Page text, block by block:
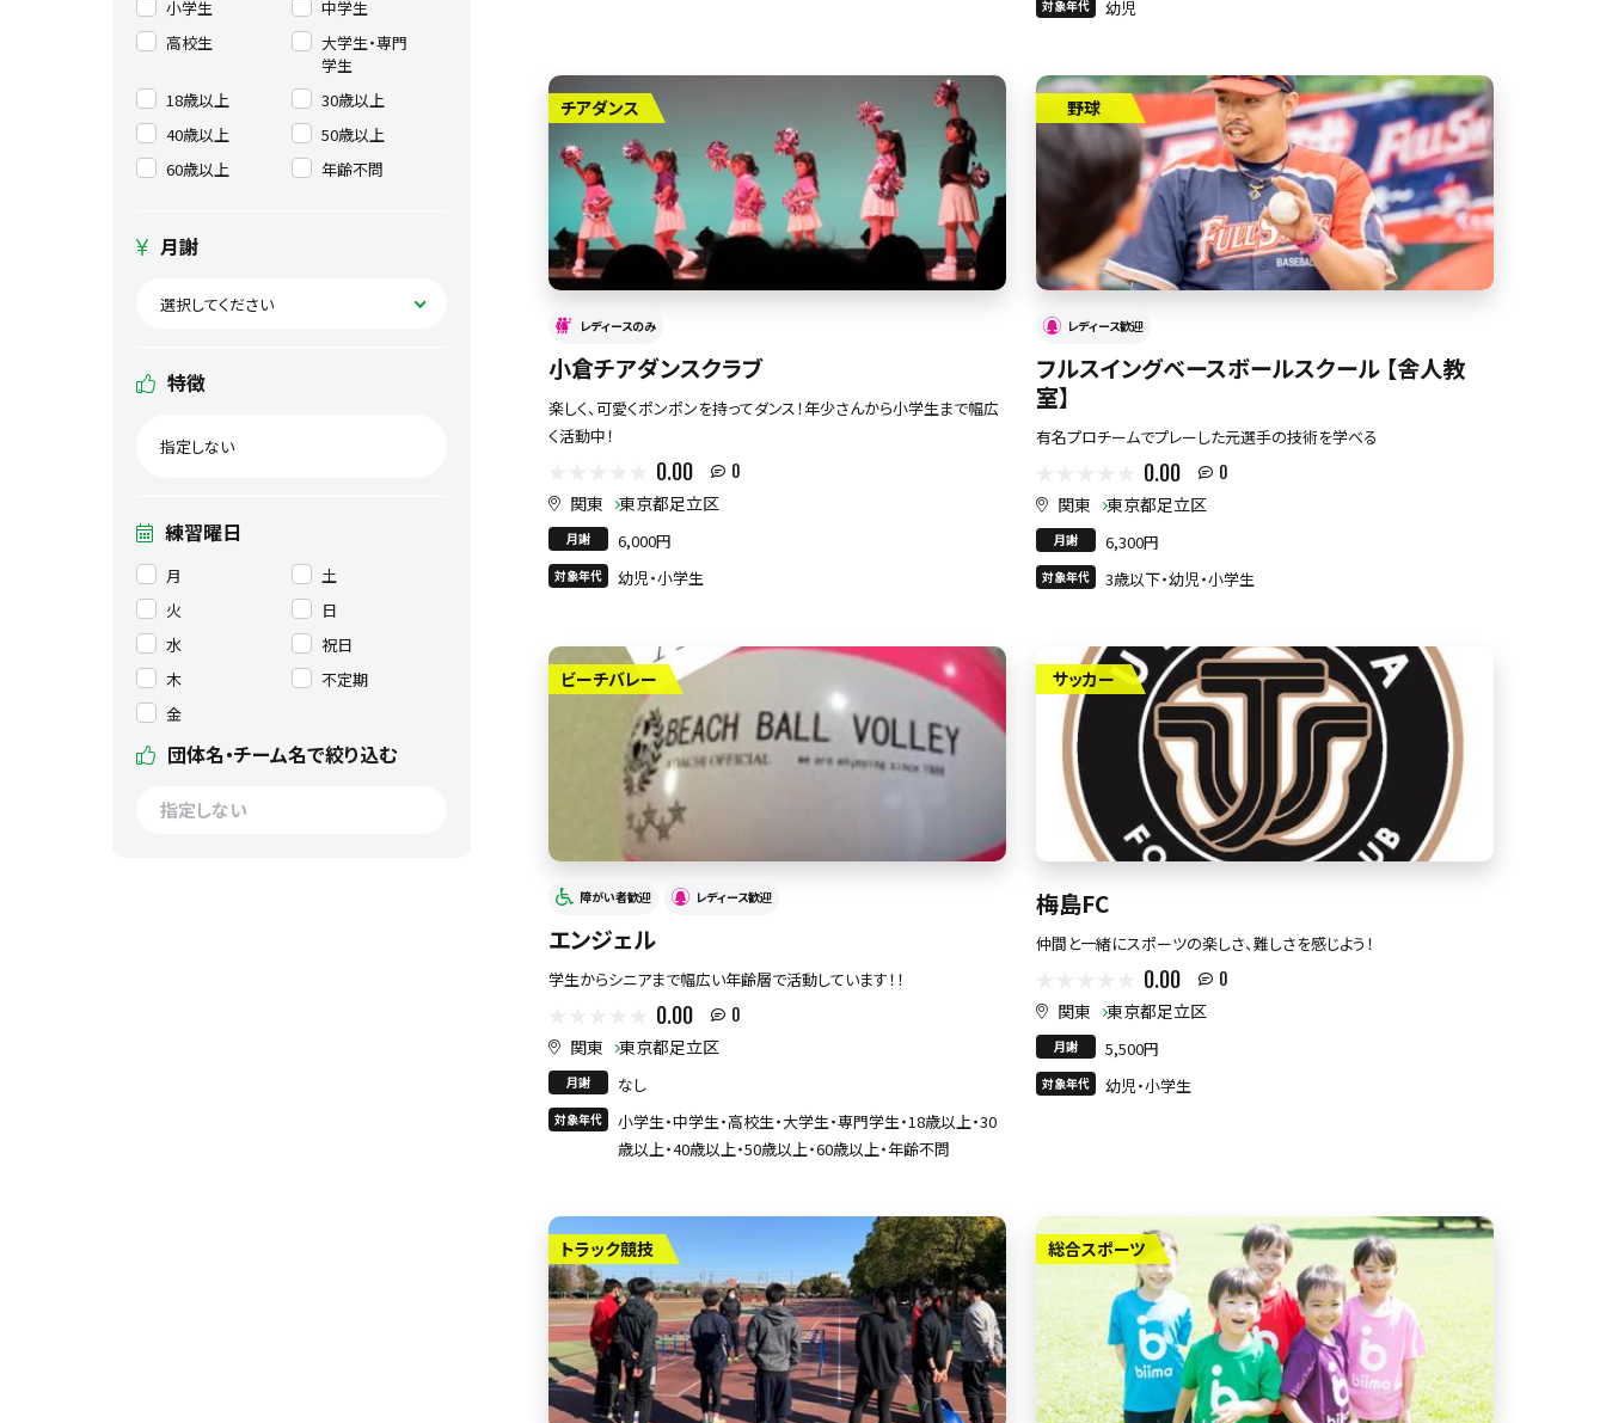
対象年代 幼児
チアダンス
レディースのみ
小倉チアダンスクラブ
楽しく、可愛くポンポンを持ってダンス！年少さんから小学生まで幅広
く活動中！
0.00 0
関東 東京都足立区
月謝 6,000円
対象年代 幼児・小学生
野球
レディース歓迎
フルスイングベースボールスクール 【舎人教
室】
有名プロチームでプレーした元選手の技術を学べる
0.00 0
関東 東京都足立区
月謝 6,300円
対象年代 3歳以下・幼児・小学生
ビーチバレー
障がい者歓迎 レディース歓迎
エンジェル
学生からシニアまで幅広い年齢層で活動しています！！
0.00 0
関東 東京都足立区
月謝 なし
対象年代
小学生・中学生・高校生・大学生・専門学生・18歳以上・30
歳以上・40歳以上・50歳以上・60歳以上・年齢不問
サッカー
梅島FC
仲間と一緒にスポーツの楽しさ、難しさを感じよう！
0.00 0
関東 東京都足立区
月謝 5,500円
対象年代 幼児・小学生
トラック競技 総合スポーツ
小学生
中学生
高校生
大学生・専門
学生
18歳以上
30歳以上
40歳以上
50歳以上
60歳以上
年齢不問
月謝
選択してください
特徴
指定しない
練習曜日
月
土
火
日
水
祝日
木
不定期
金
団体名・チーム名で絞り込む